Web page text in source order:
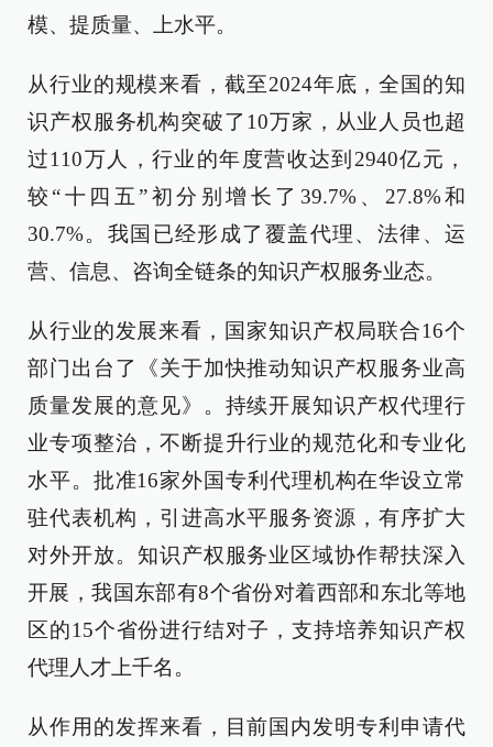
模、提质量、上水平。
从行业的规模来看，截至2024年底，全国的知
识产权服务机构突破了10万家，从业人员也超
过110万人，行业的年度营收达到2940亿元，
较“十四五”初分别增长了39.7%、27.8%和
30.7%。我国已经形成了覆盖代理、法律、运
营、信息、咨询全链条的知识产权服务业态。
从行业的发展来看，国家知识产权局联合16个
部门出台了《关于加快推动知识产权服务业高
质量发展的意见》。持续开展知识产权代理行
业专项整治，不断提升行业的规范化和专业化
水平。批准16家外国专利代理机构在华设立常
驻代表机构，引进高水平服务资源，有序扩大
对外开放。知识产权服务业区域协作帮扶深入
开展，我国东部有8个省份对着西部和东北等地
区的15个省份进行结对子，支持培养知识产权
代理人才上千名。
从作用的发挥来看，目前国内发明专利申请代